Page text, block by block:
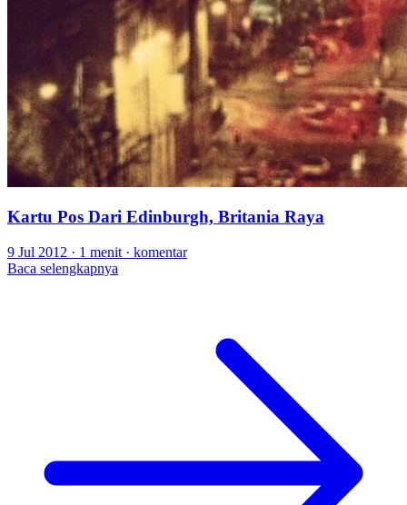
Kartu Pos Dari Edinburgh, Britania Raya
9 Jul 2012 · 1 menit · komentar
Baca selengkapnya